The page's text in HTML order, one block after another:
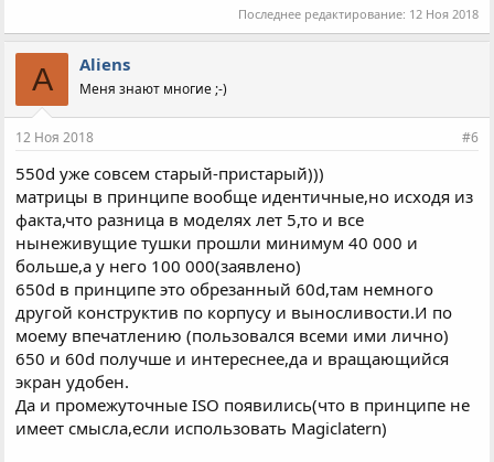
цена на бу от 15 до 20 примерно.
ценник на бу комплект такого 650+70-200 32-35000р.
Но в этом случае возникает вопрос: нафиг пользовать
полнокадровый объектив с кропнутым фотоаппаратом?
Мой личный выбор Canon mark2+EF70-200
mark 2 бу стоит от 25...Нормальная тушка,в хорошем
Но бюджет в этом случае вырастает на 50 килорублей)
Последнее редактирование: 12 Ноя 2018
A Aliens
Меня знают многие ;-)
12 Ноя 2018 #6
550d уже совсем старый-пристарый)))
матрицы в принципе вообще идентичные,но исходя из
факта,что разница в моделях лет 5,то и все
нынеживущие тушки прошли минимум 40 000 и
больше,а у него 100 000(заявлено)
650d в принципе это обрезанный 60d,там немного
другой конструктив по корпусу и выносливости.И по
моему впечатлению (пользовался всеми ими лично)
650 и 60d получше и интереснее,да и вращающийся
экран удобен.
Да и промежуточные ISO появились(что в принципе не
имеет смысла,если использовать Magiclatern)